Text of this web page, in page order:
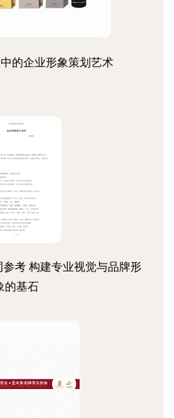
的企业形象策划艺术
考 构建专业视觉与品牌形
的基石